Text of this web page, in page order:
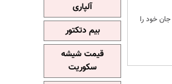
خود را
آلپاری
بیم دتکتور
قیمت شیشه
سکوریت